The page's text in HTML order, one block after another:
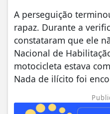
A perseguição
rapaz. Durante a
constataram que ele
Nacional de
motocicleta estava
Nada de ilícito foi